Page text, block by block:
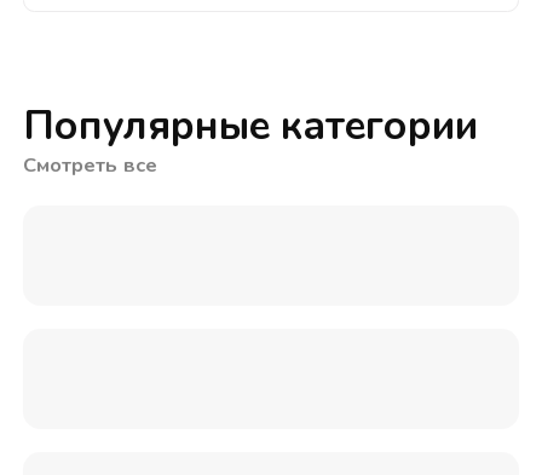
Популярные категории
Смотреть все